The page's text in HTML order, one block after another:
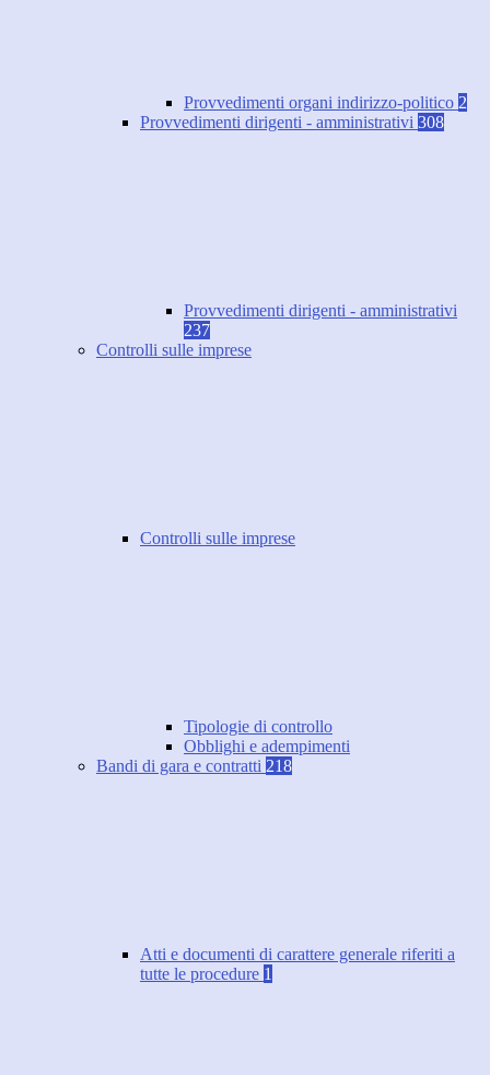
Provvedimenti organi indirizzo-politico 2
Provvedimenti dirigenti - amministrativi 308
Provvedimenti dirigenti - amministrativi
237
Controlli sulle imprese
Controlli sulle imprese
Tipologie di controllo
Obblighi e adempimenti
Bandi di gara e contratti 218
Atti e documenti di carattere generale riferiti a
tutte le procedure 1